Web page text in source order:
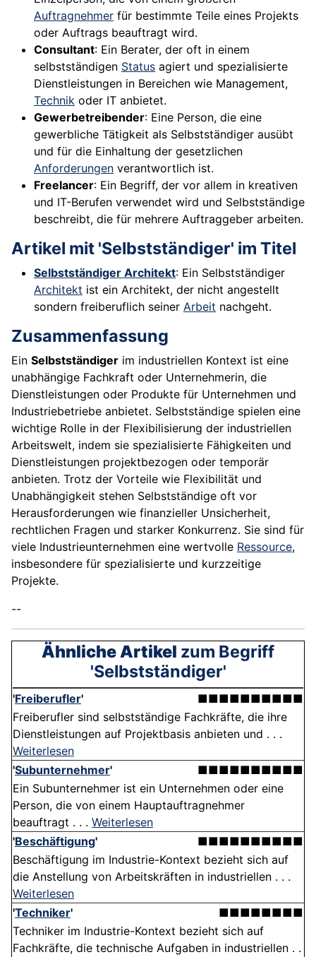
Auftragnehmer für bestimmte Teile eines Projekts
oder Auftrags beauftragt wird.
Consultant: Ein Berater, der oft in einem
selbstständigen Status agiert und spezialisierte
Dienstleistungen in Bereichen wie Management,
Technik oder IT anbietet.
Gewerbetreibender: Eine Person, die eine
gewerbliche Tätigkeit als Selbstständiger ausübt
und für die Einhaltung der gesetzlichen
Anforderungen verantwortlich ist.
Freelancer: Ein Begriff, der vor allem in kreativen
und IT-Berufen verwendet wird und Selbstständige
beschreibt, die für mehrere Auftraggeber arbeiten.
Artikel mit 'Selbstständiger' im Titel
Selbstständiger Architekt: Ein Selbstständiger
Architekt ist ein Architekt, der nicht angestellt
sondern freiberuflich seiner Arbeit nachgeht.
Zusammenfassung
Ein Selbstständiger im industriellen Kontext ist eine
unabhängige Fachkraft oder Unternehmerin, die
Dienstleistungen oder Produkte für Unternehmen und
Industriebetriebe anbietet. Selbstständige spielen eine
wichtige Rolle in der Flexibilisierung der industriellen
Arbeitswelt, indem sie spezialisierte Fähigkeiten und
Dienstleistungen projektbezogen oder temporär
anbieten. Trotz der Vorteile wie Flexibilität und
Unabhängigkeit stehen Selbstständige oft vor
Herausforderungen wie finanzieller Unsicherheit,
rechtlichen Fragen und starker Konkurrenz. Sie sind für
viele Industrieunternehmen eine wertvolle Ressource,
insbesondere für spezialisierte und kurzzeitige
Projekte.
--
Ähnliche Artikel zum Begriff
'Selbstständiger'
'Freiberufler'
■■■■■■■■■■
Freiberufler sind selbstständige Fachkräfte, die ihre
Dienstleistungen auf Projektbasis anbieten und . . .
Weiterlesen
'Subunternehmer'
■■■■■■■■■■
Ein Subunternehmer ist ein Unternehmen oder eine
Person, die von einem Hauptauftragnehmer
beauftragt . . . Weiterlesen
'Beschäftigung'
■■■■■■■■■■
Beschäftigung im Industrie-Kontext bezieht sich auf
die Anstellung von Arbeitskräften in industriellen . . .
Weiterlesen
'Techniker'
■■■■■■■■
Techniker im Industrie-Kontext bezieht sich auf
Fachkräfte, die technische Aufgaben in industriellen . .